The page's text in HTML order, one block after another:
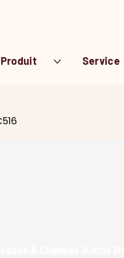
Produit Service